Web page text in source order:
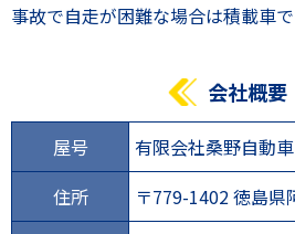
事故で自走が困難な場合は積載車で
会社概要
屋号
有限会社桑野自動車
住所
〒779-1402 徳島